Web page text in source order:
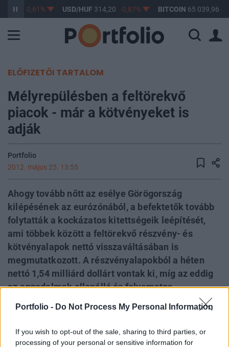
Portfolio - Do Not Process My Personal Information
If you wish to opt-out of the sale, sharing to third parties, or
processing of your personal or sensitive information for
-0,61% USD/HUF314,20 -0,87% BITCOIN65 039,96
ELŐFIZETŐI TARTALOM
Mélyrepülésben a feltörekvő
piacok - már a kötvényeket is
adják
Portfolio
2012. május 25. 13:55
Ahogy tovább nőtt az esélye Görögország
kilépésének az eurózónából, a befektetők tovább
folytatták a kockázatos kitettségeik leépítését,
ami többek között a feltörekvő részvény- és
kötvényalapok nettó visszaváltásában is
megmutatkozott. A részvényalapokból a héten
nettó 1,54 milliárd dollárt vontak ki, míg az eddig
az aggodalmak ellenálló és folyamatos
tőkebeáramlást elkönyvelő kötvényalapokból a
szerdával végződött héten nettó 478 millió dollár
távozott - az EPFR adatai szerint. Míg a globális
részvényalapokat elkerülte a tőkekivonás, a